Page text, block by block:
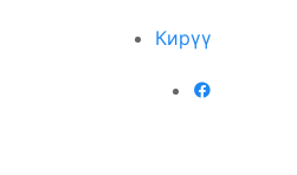
Кирүү